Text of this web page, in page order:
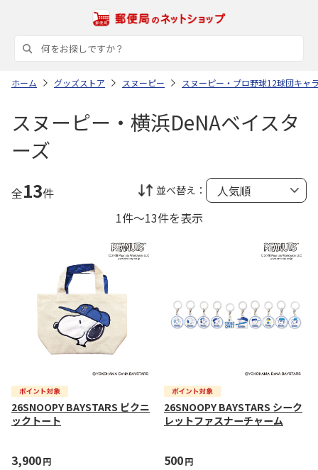
ホーム グッズストア スヌーピー スヌーピー・プロ野球12球団キャ
スヌーピー・横浜DeNAベイスタ
ーズ
全13件 並べ替え：
1件～13件を表示
26SNOOPY BAYSTARS ピクニ
ックトート
3,900円
26SNOOPY BAYSTARS シーク
レットファスナーチャーム
500円